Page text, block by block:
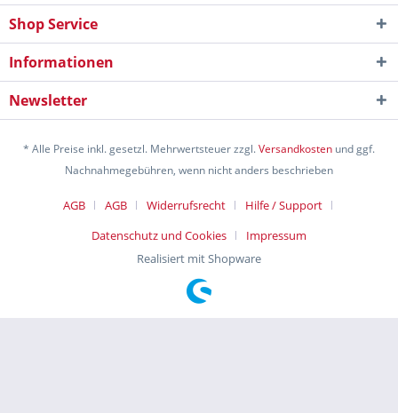
Shop Service
Informationen
Newsletter
* Alle Preise inkl. gesetzl. Mehrwertsteuer zzgl.Versandkosten und ggf.
Nachnahmegebühren, wenn nicht anders beschrieben
AGB AGB Widerrufsrecht
Hilfe / Support
Datenschutz und Cookies
Impressum
Realisiert mit Shopware